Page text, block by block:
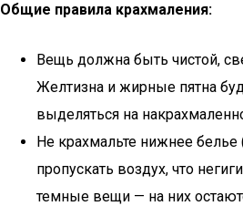
Общие правила крахмаления:
Вещь должна быть чистой,
Желтизна и жирные пятна
выделяться на
Не крахмальте нижнее белье
пропускать воздух, что
темные вещи — на них